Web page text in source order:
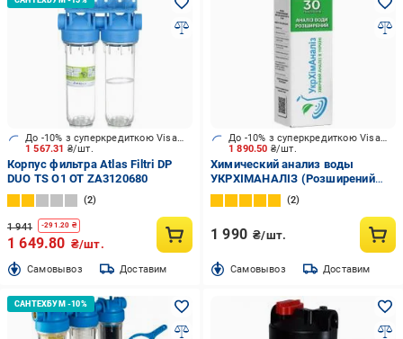
1 567.31 ₴/шт.
До -10% з суперкредиткою Visa Вигода
Корпус фильтра Atlas Filtri DP
DUO TS O1 OT ZA3120680
2
1 941 -291.20 ₴
1 649.80 ₴/шт.
Cамовывоз Доставим
1 890.50 ₴/шт.
До -10% з суперкредиткою Visa Вигода
Химический анализ воды
УКРХІМАНАЛІЗ (Розширений
пакет - 30 показателей)
2
1 990 ₴/шт.
Cамовывоз Доставим